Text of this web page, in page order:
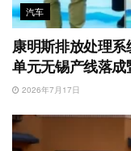
汽车
康明斯排放处理
单元无锡产线落
2026年7月17日